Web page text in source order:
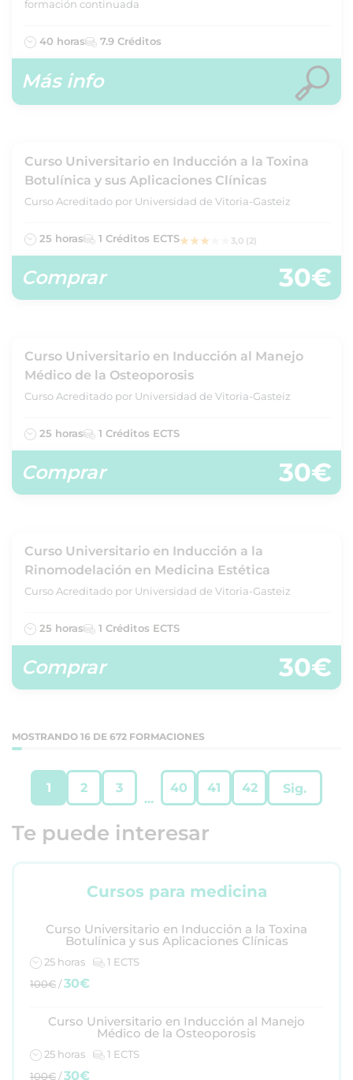
formación continuada
40 horas 7.9 Créditos
Más info
Curso Universitario en Inducción a la Toxina
Botulínica y sus Aplicaciones Clínicas
Curso Acreditado por Universidad de Vitoria-Gasteiz
25 horas 1 Créditos ECTS 3,0 (2)
30€
Comprar
Curso Universitario en Inducción al Manejo
Médico de la Osteoporosis
Curso Acreditado por Universidad de Vitoria-Gasteiz
25 horas 1 Créditos ECTS
30€
Comprar
Curso Universitario en Inducción a la
Rinomodelación en Medicina Estética
Curso Acreditado por Universidad de Vitoria-Gasteiz
25 horas 1 Créditos ECTS
30€
Comprar
MOSTRANDO 16 DE 672 FORMACIONES
1 2 3
...
40 41 42 Sig.
Te puede interesar
Cursos para medicina
Curso Universitario en Inducción a la Toxina
Botulínica y sus Aplicaciones Clínicas
25 horas
1 ECTS
100€/30€
Curso Universitario en Inducción al Manejo
Médico de la Osteoporosis
25 horas
1 ECTS
100€/30€